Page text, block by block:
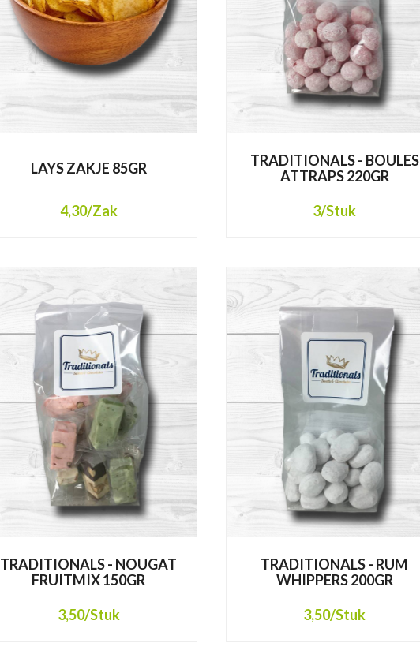
LAYS ZAKJE 85GR
4,30/Zak
TRADITIONALS - BOULES
ATTRAPS 220GR
3/Stuk
TRADITIONALS - NOUGAT
FRUITMIX 150GR
3,50/Stuk
TRADITIONALS - RUM
WHIPPERS 200GR
3,50/Stuk